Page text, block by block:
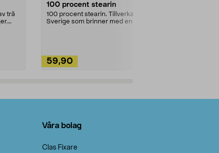
trä
100 procent stearin
100 procent stearin. Tillverkade i
Sverige som brinner med en
59,90
Våra bolag
Clas Fixare